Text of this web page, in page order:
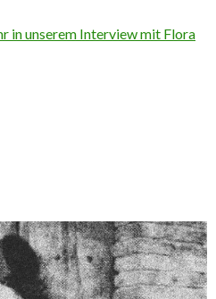
in unserem Interview mit Flora